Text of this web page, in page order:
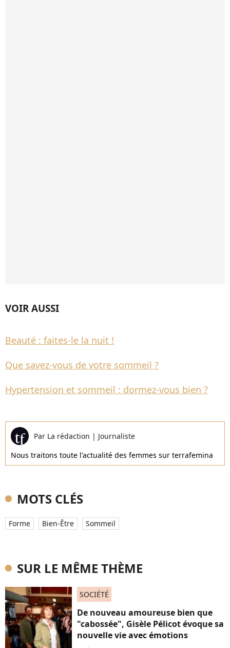
VOIR AUSSI
Beauté : faites-le la nuit !
Que savez-vous de votre sommeil ?
Hypertension et sommeil : dormez-vous bien ?
Par La rédaction | Journaliste
Nous traitons toute l'actualité des femmes sur terrafemina
MOTS CLÉS
Forme Bien-Être Sommeil
SUR LE MÊME THÈME
SOCIÉTÉ
De nouveau amoureuse bien que
"cabossée", Gisèle Pélicot évoque sa
nouvelle vie avec émotions